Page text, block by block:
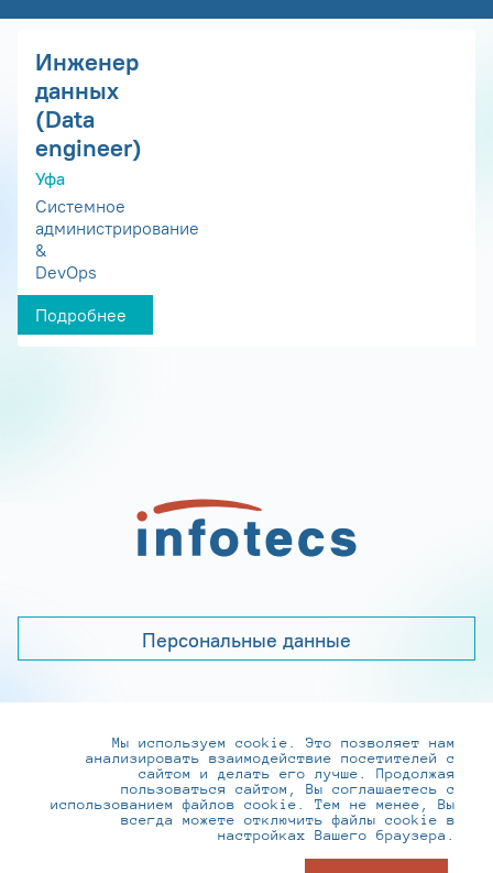
Инженер
данных
(Data
engineer)
Уфа
Системное
администрирование
&
DevOps
Подробнее
Персональные данные
+7 (495) 737-6192, 8-800-250-0-260
practice@infotecs.ru,hr@infotecs.ru
127273, г. Москва, Отрадная ул., 2Б строение 1
Мы используем cookie. Это позволяет нам
анализировать взаимодействие посетителей с
сайтом и делать его лучше. Продолжая
пользоваться сайтом, Вы соглашаетесь с
использованием файлов cookie. Тем не менее, Вы
всегда можете отключить файлы cookie в
настройках Вашего браузера.